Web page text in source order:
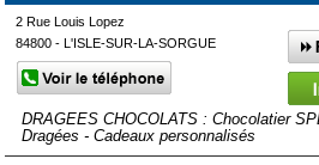
2 Rue Louis Lopez
84800 - L'ISLE-SUR-LA-SORGUE
DRAGEES CHOCOLATS : Chocolatier
Dragées - Cadeaux personnalisés